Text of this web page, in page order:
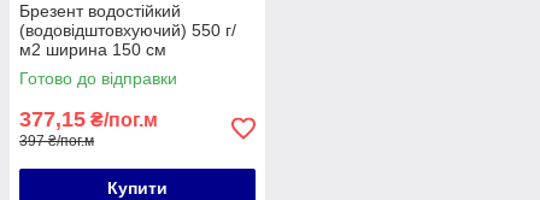
Брезент водостійкий
(водовідштовхуючий) 550 г/
м2 ширина 150 см
Готово до відправки
377,15 ₴/пог.м
397 ₴/пог.м
Купити